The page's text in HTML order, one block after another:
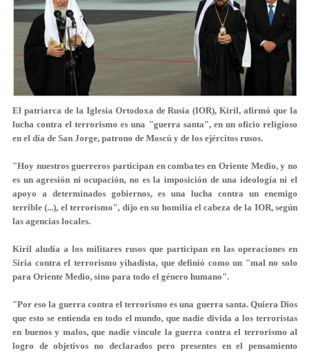
El patriarca de la Iglesia Ortodoxa de Rusia (IOR), Kiril, afirmó que la
lucha contra el terrorismo es una "guerra santa", en un oficio religioso
en el día de San Jorge, patrono de Moscú y de los ejércitos rusos.
"Hoy nuestros guerreros participan en combates en Oriente Medio, y no
es un agresión ni ocupación, no es la imposición de una ideología ni el
apoyo a determinados gobiernos, es una lucha contra un enemigo
terrible (...), el terrorismo", dijo en su homilía el cabeza de la IOR, según
las agencias locales.
Kiril aludía a los militares rusos que participan en las operaciones en
Siria contra el terrorismo yihadista, que definió como un "mal no solo
para Oriente Medio, sino para todo el género humano".
"Por eso la guerra contra el terrorismo es una guerra santa. Quiera Dios
que esto se entienda en todo el mundo, que nadie divida a los terroristas
en buenos y malos, que nadie vincule la guerra contra el terrorismo al
logro de objetivos no declarados pero presentes en el pensamiento